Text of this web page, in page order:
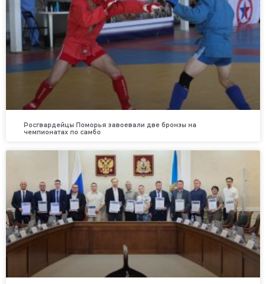
Росгвардейцы Поморья завоевали две бронзы на
чемпионатах по самбо